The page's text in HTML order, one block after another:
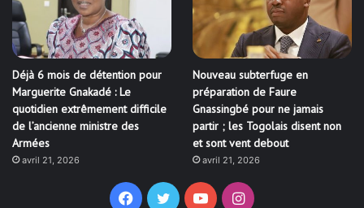
Déjà 6 mois de détention pour
Marguerite Gnakadé : Le
quotidien extrêmement difficile
de l’ancienne ministre des
Armées
avril 21, 2026
Nouveau subterfuge en
préparation de Faure
Gnassingbé pour ne jamais
partir ; les Togolais disent non
et sont vent debout
avril 21, 2026
Facebook
TwitterYouTubeInstagram